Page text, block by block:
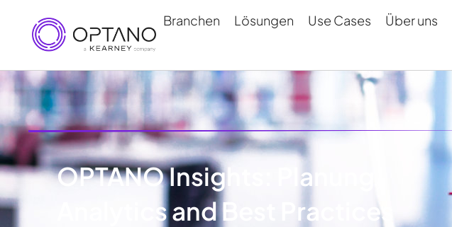
Branchen Lösungen Use Cases Über uns
OPTANO Insights: Planung,
Analytics and Best Practices